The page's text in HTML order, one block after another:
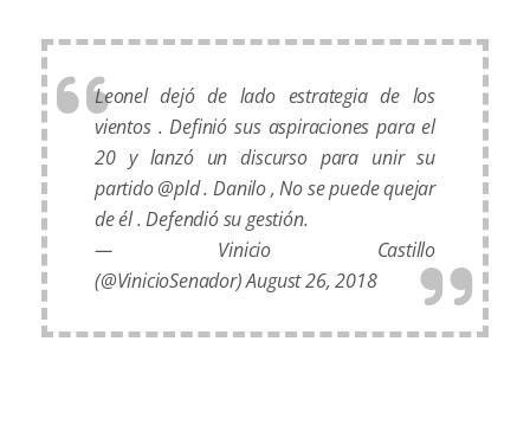
Leonel dejó de lado estrategia de los
vientos . Definió sus aspiraciones para el
20 y lanzó un discurso para unir su
partido @pld . Danilo , No se puede quejar
de él . Defendió su gestión.
— Vinicio Castillo
(@VinicioSenador)August 26, 2018